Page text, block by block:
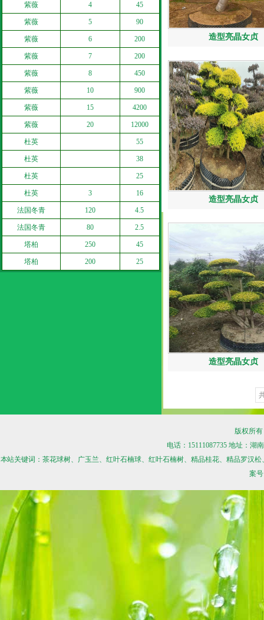
紫薇 4 45
紫薇 5 90
紫薇 6 200
紫薇 7 200
紫薇 8 450
紫薇 10 900
紫薇 15 4200
紫薇 20 12000
杜英 55
杜英 38
杜英 25
杜英 3 16
法国冬青 120 4.5
法国冬青 80 2.5
塔柏 250 45
塔柏 200 25
造型亮晶女贞
造型亮晶女贞
造型亮晶女贞
版权所
电话：15111087735 地址：湖
本站关键词：茶花球树、广玉兰、红叶石楠球、红叶石楠树、精品桂花、精品罗
案